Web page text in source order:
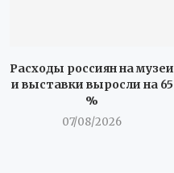
Расходы россиян на музеи
и выставки выросли на 65
%
07/08/2026